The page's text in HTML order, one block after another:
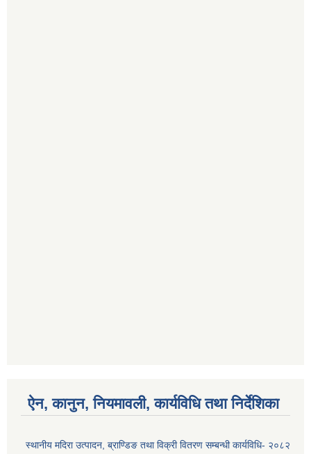
ऐन, कानुन, नियमावली, कार्यविधि तथा निर्देशिका
स्थानीय मदिरा उत्पादन, ब्राण्डिङ तथा विक्री वितरण सम्बन्धी कार्यविधि- २०८२